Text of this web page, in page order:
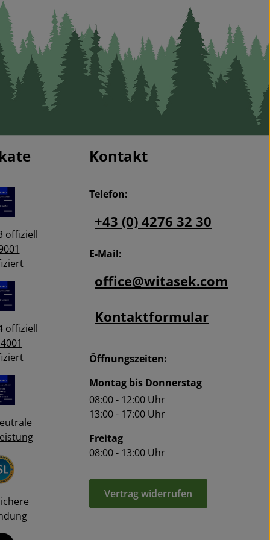
offiziell
offiziell
Kontakt
Telefon:
+43 (0) 4276 32 30
E-Mail:
office@witasek.com
Kontaktformular
Öffnungszeiten:
Montag bis Donnerstag
08:00 - 12:00 Uhr
13:00 - 17:00 Uhr
Freitag
08:00 - 13:00 Uhr
Vertrag widerrufen